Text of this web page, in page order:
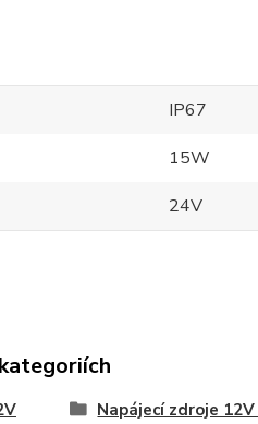
IP67
15W
24V
Napájecí zdroje 12V